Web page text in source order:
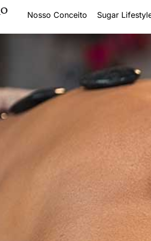
Nosso Conceito Sugar